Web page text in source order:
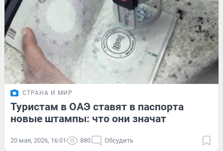
СТРАНА И МИР
Туристам в ОАЭ ставят в паспорта
новые штампы: что они значат
20 мая, 2026, 16:01 880 Обсудить